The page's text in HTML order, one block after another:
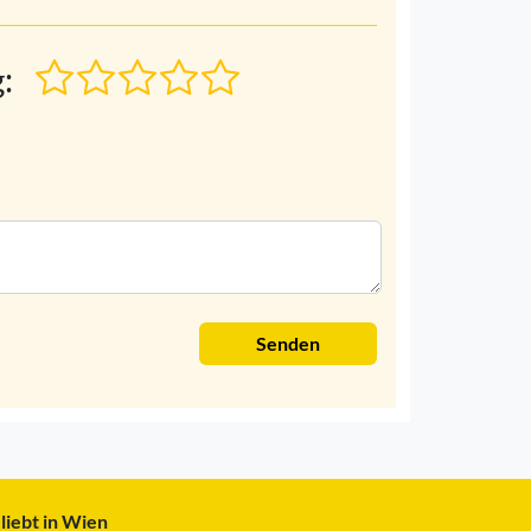
Senden
in Wien